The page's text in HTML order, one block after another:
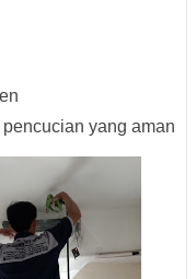
yang aman